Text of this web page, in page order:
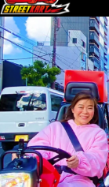
Tentang
Akses
Syarikat
Tokyo